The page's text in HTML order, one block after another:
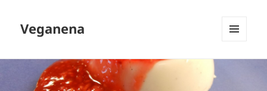
Veganena